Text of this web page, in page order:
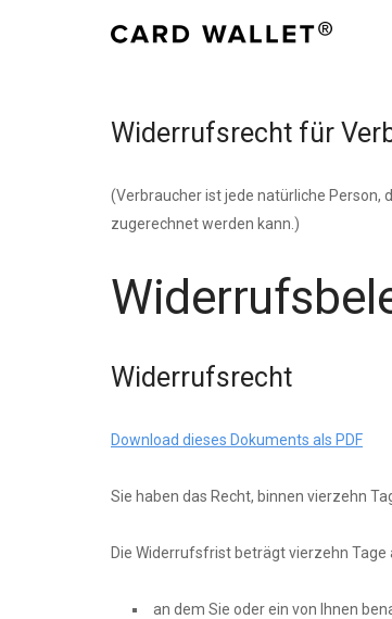
Widerrufsrecht für
(Verbraucher ist jede natürliche Person,
zugerechnet werden kann.)
Widerrufsrecht
Download dieses Dokuments als PDF
Sie haben das Recht, binnen vierzehn
Die Widerrufsfrist beträgt vierzehn Tage
an dem Sie oder ein von Ihnen